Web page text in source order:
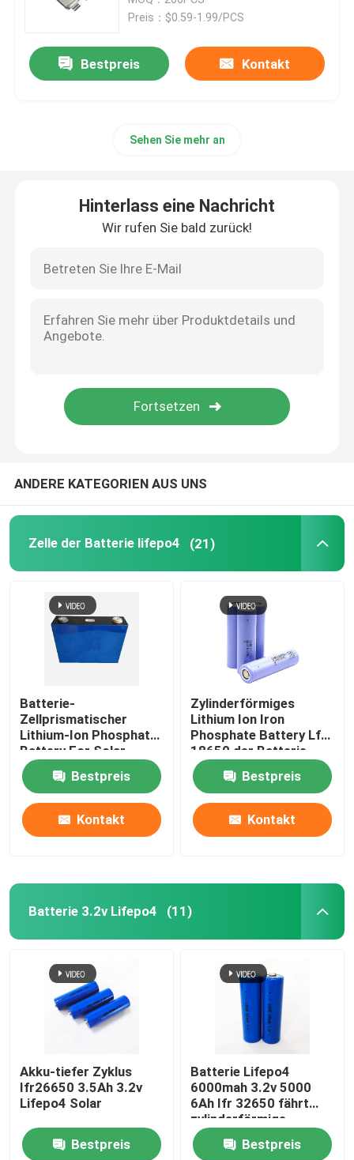
LiFePO4 Powerwall
Kundenspezifisches Lithium Ion Battery
Preis：$0.59-1.99/PCS
Bestpreis Kontakt
Sehen Sie mehr an
Hinterlass eine Nachricht
Wir rufen Sie bald zurück!
ANDERE KATEGORIEN AUS UNS
Zelle der Batterie lifepo4 (21)
Batterie-
Zellprismatischer
Lithium-Ion Phosphate
Battery For Solar-
Speicher 3.2V 280ah
LiFePO4 Bestpreis
Kontakt
Zylinderförmiges
Lithium Ion Iron
Phosphate Battery Lfp
18650 der Batterie-
Lifepo4 Zellen3.7v
2600mAhBestpreis
Kontakt
Batterie 3.2v Lifepo4 (11)
Akku-tiefer Zyklus
Ifr26650 3.5Ah 3.2v
Lifepo4 Solar
Bestpreis
Batterie Lifepo4
6000mah 3.2v 5000
6Ah Ifr 32650 fährt
zylinderförmige
Lithium-Eisen-Batterie
rad
Bestpreis